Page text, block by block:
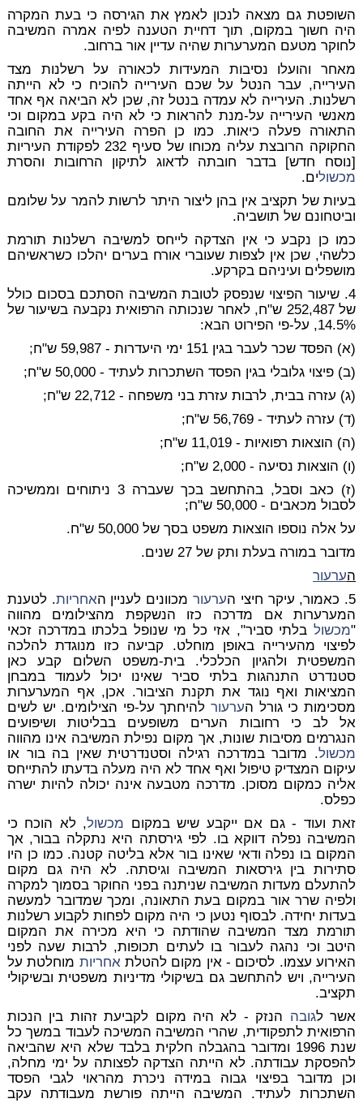
השופטת גם מצאה לנכון לאמץ את הגירסה כי בעת המקרה
היה חשוך במקום, תוך דחיית הטענה לפיה אמרה המשיבה
לחוקר מטעם המערערות שהיה עדיין אור ברחוב.
מאחר והועלו נסיבות המעידות לכאורה על רשלנות מצד
העירייה, עבר הנטל על שכם העירייה להוכיח כי לא הייתה
רשלנות. העירייה לא עמדה בנטל זה, שכן לא הביאה אף אחד
מאנשי העירייה על-מנת להראות כי לא היה בקע במקום וכי
התאורה פעלה כיאות. כמו כן הפרה העירייה את החובה
החקוקה הרובצת עליה מכוחו של סעיף 232 לפקודת העיריות
[נוסח חדש] בדבר חובתה לדאוג לתיקון הרחובות והסרת
מכשולים.
בעיות של תקציב אין בהן ליצור היתר לרשות להמר על שלומם
וביטחונם של תושביה.
כמו כן נקבע כי אין הצדקה לייחס למשיבה רשלנות תורמת
כלשהי, שכן אין לצפות שעוברי אורח בערים יהלכו כשראשיהם
מושפלים ועיניהם בקרקע.
4. שיעור הפיצוי שנפסק לטובת המשיבה הסתכם בסכום כולל
של 252,487 ש"ח, לאחר שנכותה הרפואית נקבעה בשיעור של
14.5%, על-פי הפירוט הבא:
(א) הפסד שכר לעבר בגין 151 ימי היעדרות - 59,987 ש"ח;
(ב) פיצוי גלובלי בגין הפסד השתכרות לעתיד - 50,000 ש"ח;
(ג) עזרה בבית, לרבות עזרת בני משפחה - 22,712 ש"ח;
(ד) עזרה לעתיד - 56,769 ש"ח;
(ה) הוצאות רפואיות - 11,019 ש"ח;
(ו) הוצאות נסיעה - 2,000 ש"ח;
(ז) כאב וסבל, בהתחשב בכך שעברה 3 ניתוחים וממשיכה
לסבול מכאבים - 50,000 ש"ח;
על אלה נוספו הוצאות משפט בסך של 50,000 ש"ח.
מדובר במורה בעלת ותק של 27 שנים.
הערעור
5. כאמור, עיקר חיצי ה
ערעור מכוונים לעניין האחריות. לטענת
המערערות אם מדרכה כזו הנשקפת מהצילומים מהווה
"מכשולבלתי סביר", אזי כל מי שנופל בלכתו במדרכה זכאי
לפיצוי מהעירייה באופן מוחלט. קביעה כזו מנוגדת להלכה
המשפטית ולהגיון הכלכלי. בית-משפט השלום קבע כאן
סטנדרט התנהגות בלתי סביר שאינו יכול לעמוד במבחן
המציאות ואף נוגד את תקנת הציבור. אכן, אף המערערות
מסכימות כי גורל הערעורלהיחתך על-פי הצילומים. יש לשים
אל לב כי רחובות הערים משופעים בבליטות ושיפועים
הנגרמים מסיבות שונות, אך מקום נפילת המשיבה אינו מהווה
מכשול. מדובר במדרכה רגילה וסטנדרטית שאין בה בור או
עיקום המצדיק טיפול ואף אחד לא היה מעלה בדעתו להתייחס
אליה כמקום מסוכן. מדרכה מטבעה אינה יכולה להיות ישרה
כפלס.
זאת ועוד - גם אם ייקבע שיש במקום מכשול, לא הוכח כי
המשיבה נפלה דווקא בו. לפי גירסתה היא נתקלה בבור, אך
המקום בו נפלה ודאי שאינו בור אלא בליטה קטנה. כמו כן היו
סתירות בין גירסאות המשיבה וגיסתה. לא היה גם מקום
להתעלם מעדות המשיבה שניתנה בפני החוקר בסמוך למקרה
ולפיה שרר אור במקום בעת התאונה, ומכך שמדובר למעשה
בעדות יחידה. לבסוף נטען כי היה מקום לפחות לקבוע רשלנות
תורמת מצד המשיבה שהודתה כי היא מכירה את המקום
היטב וכי נהגה לעבור בו לעתים תכופות, לרבות שעה לפני
האירוע עצמו. לסיכום - אין מקום להטלת אחריות מוחלטת על
העירייה, ויש להתחשב גם בשיקולי מדיניות משפטית ובשיקולי
תקציב.
אשר לגובה הנזק - לא היה מקום לקביעת זהות בין הנכות
הרפואית לתפקודית, שהרי המשיבה המשיכה לעבוד במשך כל
שנת 1996 ומדובר בהגבלה חלקית בלבד שלא היא שהביאה
להפסקת עבודתה. לא הייתה הצדקה לפצותה על ימי מחלה,
וכן מדובר בפיצוי גבוה במידה ניכרת מהראוי לגבי הפסד
השתכרות לעתיד. המשיבה הייתה פורשת מעבודתה עקב